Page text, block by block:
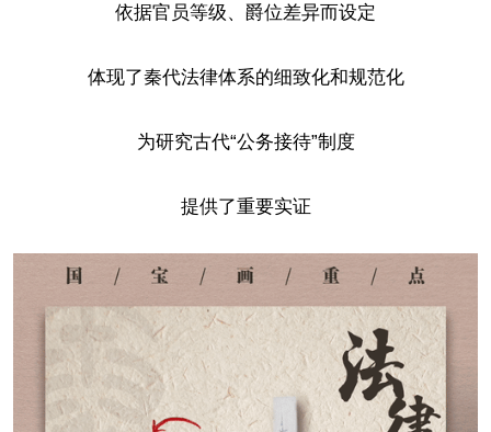
依据官员等级、爵位差异而设定
体现了秦代法律体系的细致化和规范化
为研究古代“公务接待”制度
提供了重要实证